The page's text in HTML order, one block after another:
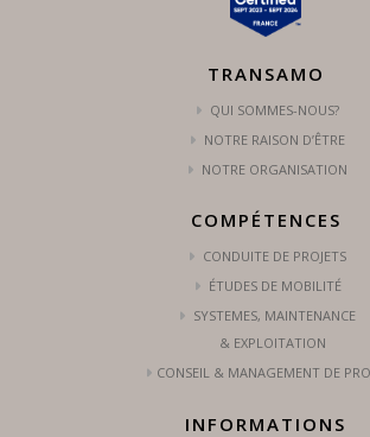
TRANSAMO
QUI SOMMES-NOUS?
NOTRE RAISON D’ÊTRE
NOTRE ORGANISATION
COMPÉTENCES
CONDUITE DE PROJETS
ÉTUDES DE MOBILITÉ
SYSTEMES, MAINTENANCE
& EXPLOITATION
CONSEIL & MANAGEMENT DE
INFORMATIONS